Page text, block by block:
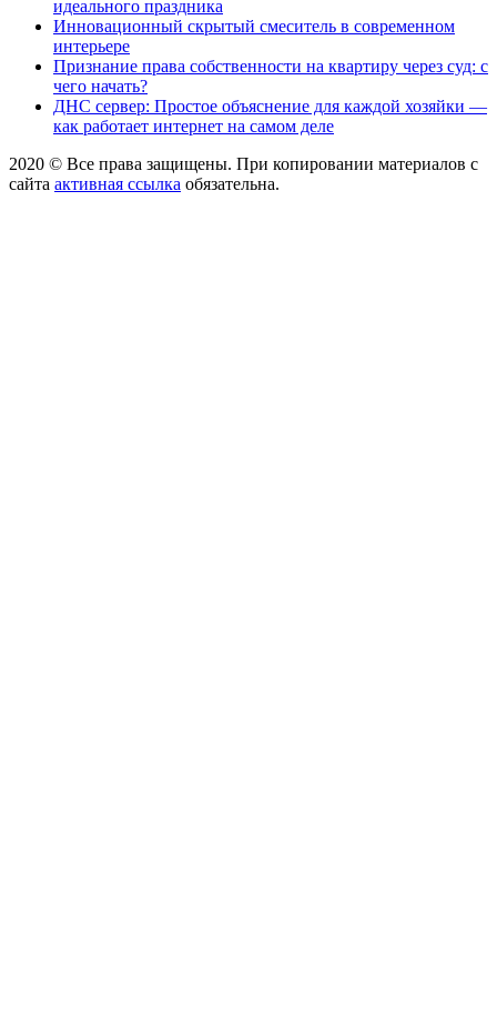
идеального праздника
Инновационный скрытый смеситель в современном
интерьере
Признание права собственности на квартиру через суд: с
чего начать?
ДНС сервер: Простое объяснение для каждой хозяйки —
как работает интернет на самом деле
2020 © Все права защищены. При копировании материалов с
сайта активная ссылка обязательна.